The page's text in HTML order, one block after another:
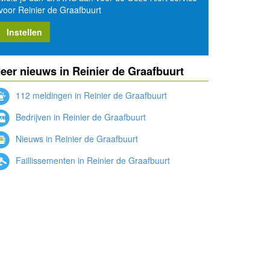
Reinier de Graafbuurt
Instellen
nieuws in Reinier de Graafbuurt
112 meldingen in Reinier de Graafbuurt
Bedrijven in Reinier de Graafbuurt
Nieuws in Reinier de Graafbuurt
Faillissementen in Reinier de Graafbuurt